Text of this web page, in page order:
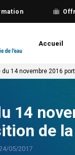
Accueil
du 14 novembre 2016
14
de la
05/2017